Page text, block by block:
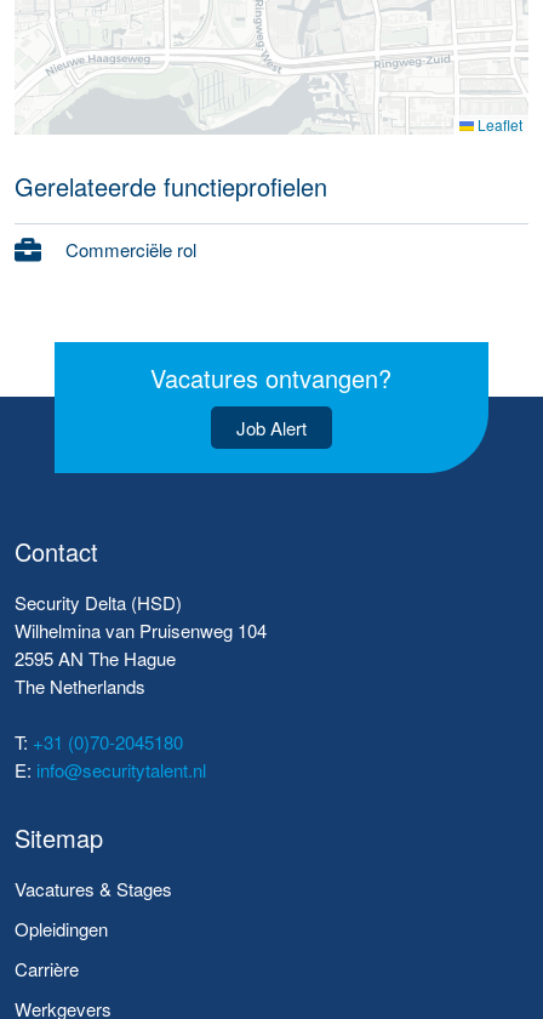
Leaflet
Gerelateerde functieprofielen
Commerciële rol
Vacatures ontvangen?
Job Alert
Contact
Security Delta (HSD)
Wilhelmina van Pruisenweg 104
2595 AN The Hague
The Netherlands
T: +31 (0)70-2045180
E: info@securitytalent.nl
Sitemap
Vacatures & Stages
Opleidingen
Carrière
Werkgevers